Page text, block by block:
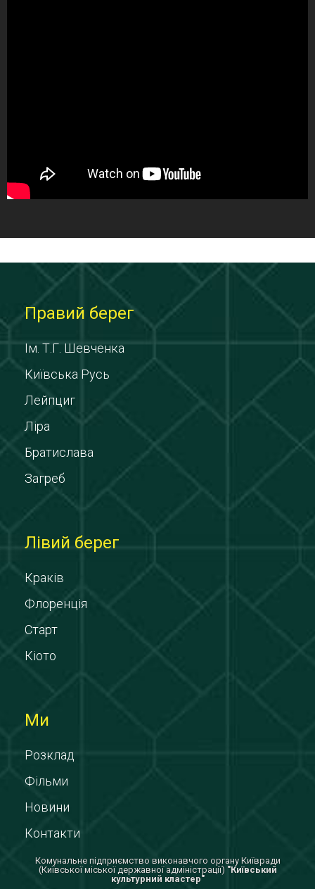
Правий берег
Ім. Т.Г. Шевченка
Київська Русь
Лейпциг
Ліра
Братислава
Загреб
Лівий берег
Краків
Флоренція
Старт
Кіото
Ми
Розклад
Фільми
Новини
Контакти
Комунальне підприємство виконавчого органу Київради
(Київської міської державної адміністрації) "Київський
культурний кластер"